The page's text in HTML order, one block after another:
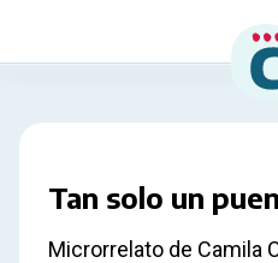
Tan solo un
Microrrelato de Camila